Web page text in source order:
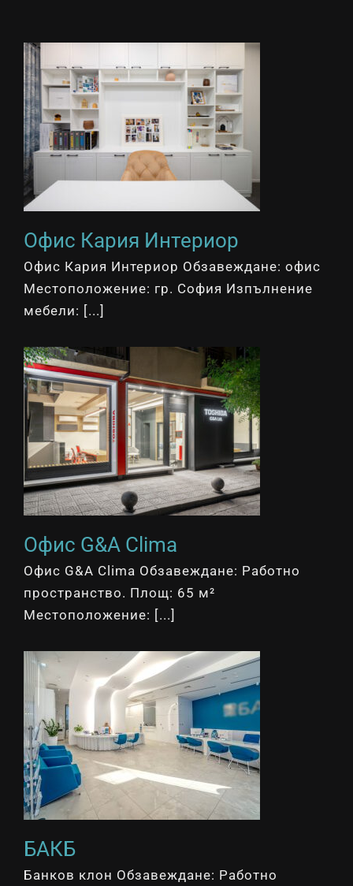
Офис Кария Интериор
Офис Кария Интериор Обзавеждане: офис
Местоположение: гр. София Изпълнение
мебели: [...]
Офис G&A Clima
Офис G&A Clima Обзавеждане: Работно
пространство. Площ: 65 м²
Местоположение: [...]
БАКБ
Банков клон Обзавеждане: Работно